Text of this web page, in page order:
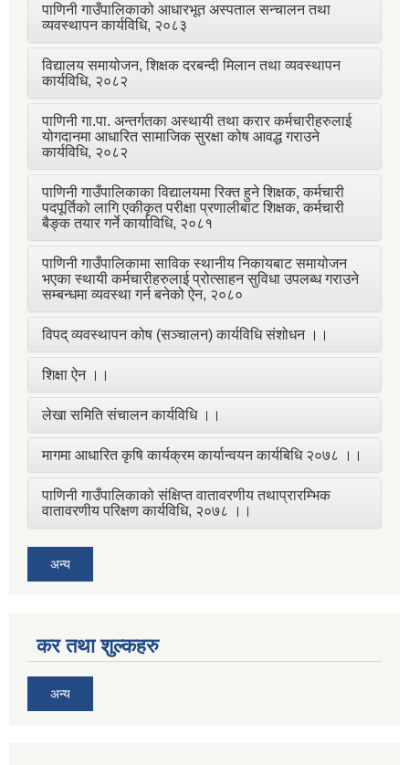
पाणिनी गाउँपालिकाको आधारभूत अस्पताल सन्चालन तथा
व्यवस्थापन कार्यविधि, २०८३
विद्यालय समायोजन, शिक्षक दरबन्दी मिलान तथा व्यवस्थापन
कार्यविधि, २०८२
पाणिनी गा.पा. अन्तर्गतका अस्थायी तथा करार कर्मचारीहरुलाई
योगदानमा आधारित सामाजिक सुरक्षा कोष आवद्ध गराउने
कार्यविधि, २०८२
पाणिनी गाउँपालिकाका विद्यालयमा रिक्त हुने शिक्षक, कर्मचारी
पदपूर्तिको लागि एकीकृत परीक्षा प्रणालीबाट शिक्षक, कर्मचारी
बैङ्क तयार गर्ने कार्याविधि, २०८१
पाणिनी गाउँपालिकामा साविक स्थानीय निकायबाट समायोजन
भएका स्थायी कर्मचारीहरुलाई प्रोत्साहन सुविधा उपलब्ध गराउने
सम्बन्धमा व्यवस्था गर्न बनेको ऐन, २०८०
विपद् व्यवस्थापन कोष (सञ्चालन) कार्यविधि संशोधन ।।
शिक्षा ऐन ।।
लेखा समिति संचालन कार्यविधि ।।
मागमा आधारित कृषि कार्यक्रम कार्यान्वयन कार्यबिधि २०७८ ।।
पाणिनी गाउँपालिकाको संक्षिप्त वातावरणीय तथाप्रारम्भिक
वातावरणीय परिक्षण कार्यविधि, २०७८ ।।
अन्य
कर तथा शुल्कहरु
अन्य